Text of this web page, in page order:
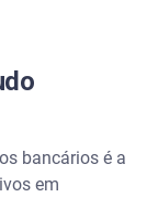
bancários é a
em